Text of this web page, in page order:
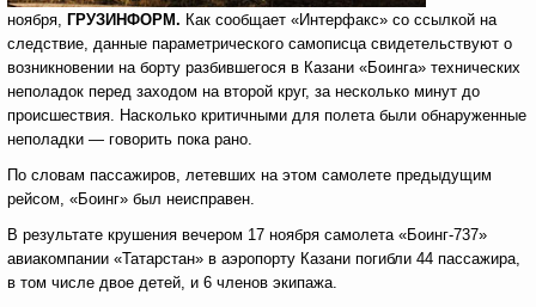
ноября, ГРУЗИНФОРМ. Как сообщает «Интерфакс» со ссылкой на
следствие, данные параметрического самописца свидетельствуют о
возникновении на борту разбившегося в Казани «Боинга» технических
неполадок перед заходом на второй круг, за несколько минут до
происшествия. Насколько критичными для полета были обнаруженные
неполадки — говорить пока рано.
По словам пассажиров, летевших на этом самолете предыдущим
рейсом, «Боинг» был неисправен.
В результате крушения вечером 17 ноября самолета «Боинг-737»
авиакомпании «Татарстан» в аэропорту Казани погибли 44 пассажира,
в том числе двое детей, и 6 членов экипажа.